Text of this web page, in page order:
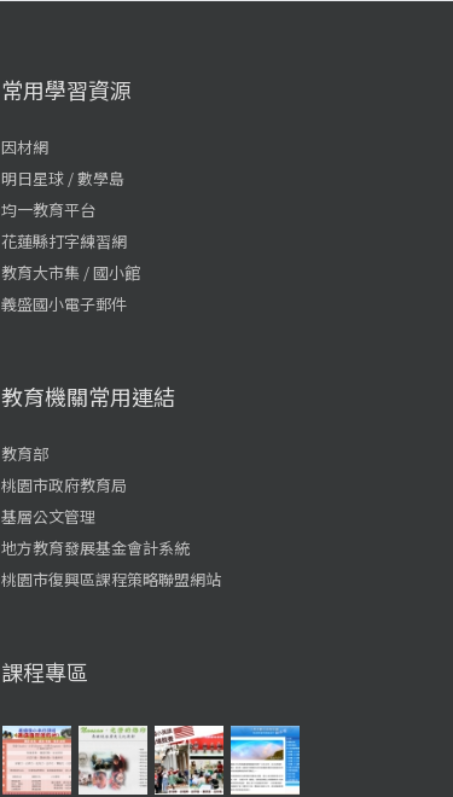
常用學習資源
因材網
明日星球 / 數學島
均一教育平台
花蓮縣打字練習網
教育大市集 / 國小館
義盛國小電子郵件
教育機關常用連結
教育部
桃園市政府教育局
基層公文管理
地方教育發展基金會計系統
桃園市復興區課程策略聯盟網站
課程專區